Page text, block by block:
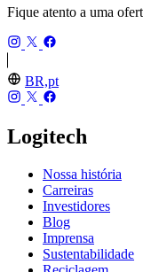
Fique atento a uma
BR,pt
Logitech
Nossa história
Carreiras
Investidores
Blog
Imprensa
Sustentabilidade